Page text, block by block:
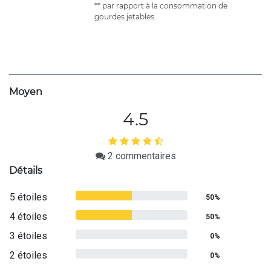
** par rapport à la consommation de
gourdes jetables.
Moyen
4.5
2 commentaires
Détails
5 étoiles 50%
4 étoiles 50%
3 étoiles 0%
2 étoiles 0%